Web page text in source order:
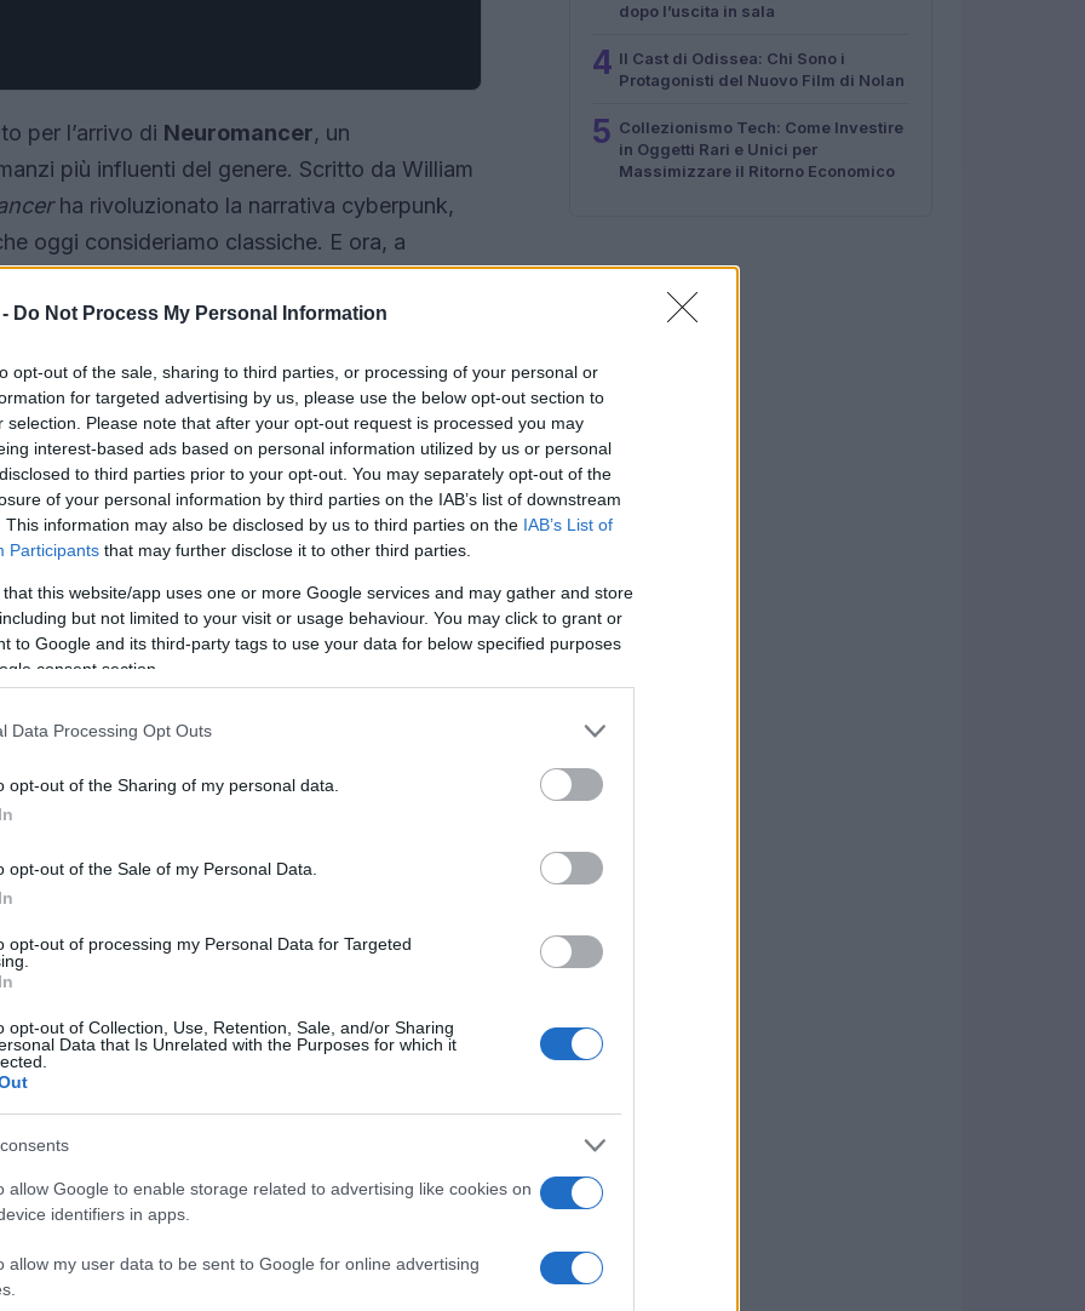
Do Not Process My Personal Information
opt-out of the sale, sharing to third parties, or processing of your personal or
for targeted advertising by us, please use the below opt-out section to
selection. Please note that after your opt-out request is processed you may
interest-based ads based on personal information utilized by us or personal
to third parties prior to your opt-out. You may separately opt-out of the
of your personal information by third parties on the IAB’s list of downstream
This information may also be disclosed by us to third parties on the IAB’s List of
Participants that may further disclose it to other third parties.
that this website/app uses one or more Google services and may gather and store
but not limited to your visit or usage behaviour. You may click to grant or
to Google and its third-party tags to use your data for below specified purposes
consent section.
Data Processing Opt Outs
opt-out of the Sharing of my personal data.
opt-out of the Sale of my Personal Data.
opt-out of processing my Personal Data for Targeted
opt-out of Collection, Use, Retention, Sale, and/or Sharing
Data that Is Unrelated with the Purposes for which it
allow Google to enable storage related to advertising like cookies on
identifiers in apps.
allow my user data to be sent to Google for online advertising
per l’arrivo di Neuromancer, un
più influenti del genere. Scritto da William
ha rivoluzionato la narrativa cyberpunk,
oggi consideriamo classiche. E ora, a
di portare questa storia epica sullo
episodi che promette di catturare
è curioso di scoprire come questa storia di
in una serie avvincente?
un hacker di alto livello con un passato
insieme alla sua partner Molly, una
con occhi a specchio. La loro missione?
dinastia aziendale, ricca di segreti
un’intelligenza artificiale entra in gioco?
prima che diventasse parte della cultura
narrativa che sfida i confini tra reale e
dopo l’uscita in sala
4 Il Cast di Odissea: Chi Sono i
Protagonisti del Nuovo Film di Nolan
5 Collezionismo Tech: Come Investire
in Oggetti Rari e Unici per
Massimizzare il Ritorno Economico